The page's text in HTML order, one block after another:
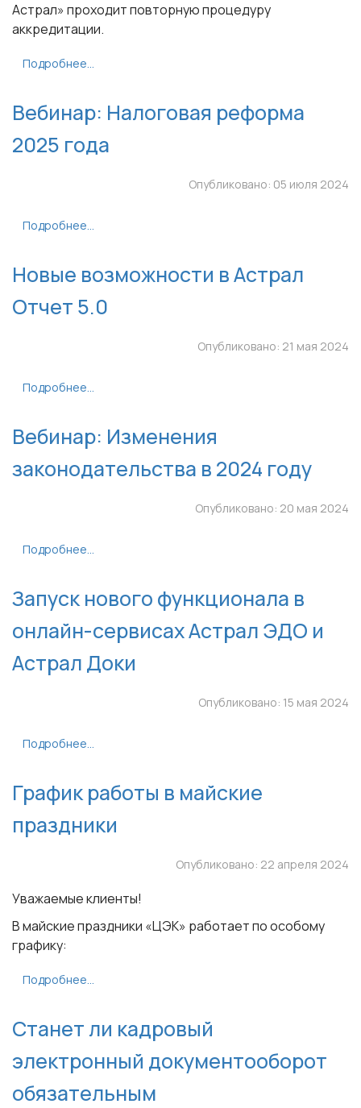
Астрал» проходит повторную процедуру
аккредитации.
Подробнее...
Вебинар: Налоговая реформа
2025 года
Опубликовано: 05 июля 2024
Подробнее...
Новые возможности в Астрал
Отчет 5.0
Опубликовано: 21 мая 2024
Подробнее...
Вебинар: Изменения
законодательства в 2024 году
Опубликовано: 20 мая 2024
Подробнее...
Запуск нового функционала в
онлайн-сервисах Астрал ЭДО и
Астрал Доки
Опубликовано: 15 мая 2024
Подробнее...
График работы в майские
праздники
Опубликовано: 22 апреля 2024
Уважаемые клиенты!
В майские праздники «ЦЭК» работает по особому
графику:
Подробнее...
Станет ли кадровый
электронный документооборот
обязательным